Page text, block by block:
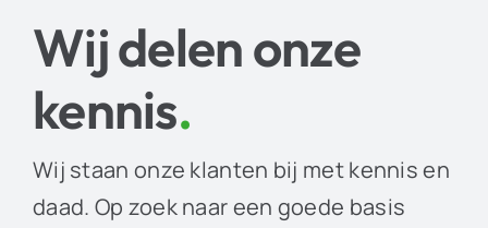
Wij delen onze
kennis.
Wij staan onze klanten bij met kennis en
daad. Op zoek naar een goede basis